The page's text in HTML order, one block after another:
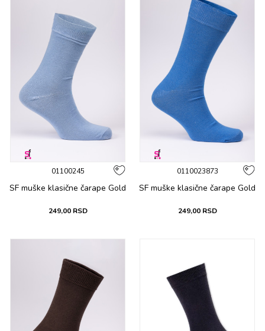
01100245
SF muške klasične čarape Gold
249,00 RSD
0110023873
SF muške klasične čarape Gold
249,00 RSD